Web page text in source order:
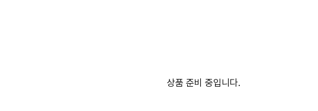
상품 준비 중입니다.